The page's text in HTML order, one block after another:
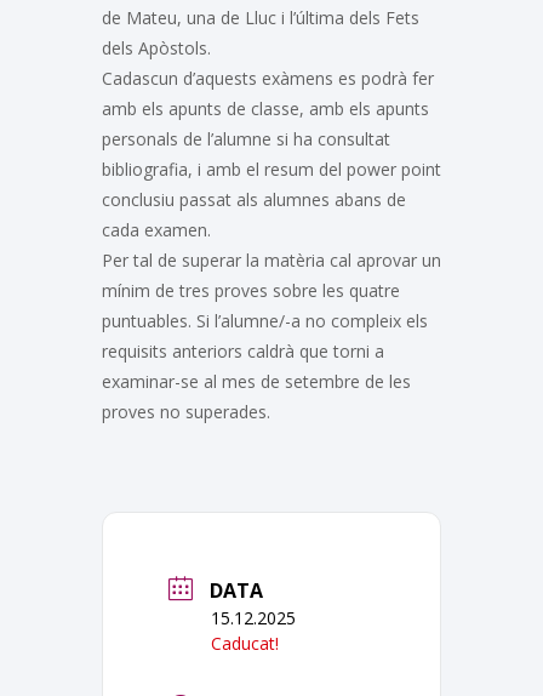
de Mateu, una de Lluc i l’última dels Fets
dels Apòstols.
Cadascun d’aquests exàmens es podrà fer
amb els apunts de classe, amb els apunts
personals de l’alumne si ha consultat
bibliografia, i amb el resum del power point
conclusiu passat als alumnes abans de
cada examen.
Per tal de superar la matèria cal aprovar un
mínim de tres proves sobre les quatre
puntuables. Si l’alumne/-a no compleix els
requisits anteriors caldrà que torni a
examinar-se al mes de setembre de les
proves no superades.
DATA
15.12.2025
Caducat!